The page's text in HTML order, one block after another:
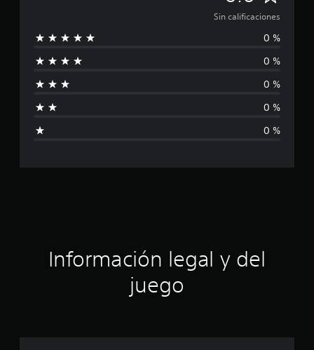
i
n
c
f
a
Sin calificaciones
0 %
0 %
0 %
0 %
0 %
Información legal y del
juego